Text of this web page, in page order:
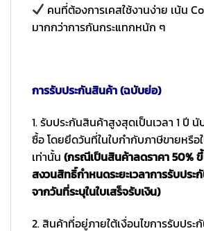
คนที่ต้องการเคสใช้งานง่าย เน้น
มากกว่าการกันกระแทกหนัก ๆ
การรับประกันสินค้า (ฉบับย่อ)
1. รับประกันสินค้าสูงสุดเป็นเวลา 1 ปี
ซื้อ โดยยึดวันที่ในใบกำกับภาษีขายหรือ
เท่านั้น (กรณีเป็นสินค้าลดราคา 50%
สงวนสิทธิ์กำหนดระยะเวลาการรับประ
จากวันที่ระบุในใบเสร็จรับเงิน)
2. สินค้าที่อยู่ภายใต้เงื่อนไขการรับประ